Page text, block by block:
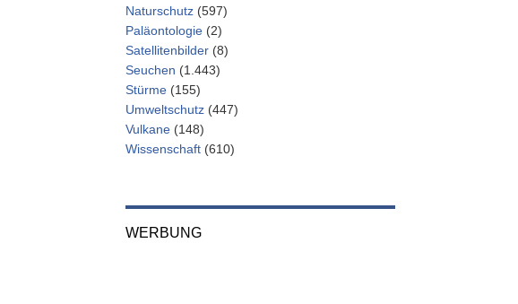
Naturschutz (597)
Paläontologie (2)
Satellitenbilder (8)
Seuchen (1.443)
Stürme (155)
Umweltschutz (447)
Vulkane (148)
Wissenschaft (610)
WERBUNG